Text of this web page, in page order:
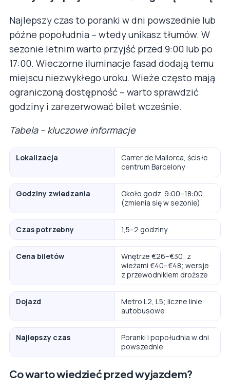
Najlepszy czas to poranki w dni powszednie lub
późne popołudnia – wtedy unikasz tłumów. W
sezonie letnim warto przyjść przed 9:00 lub po
17:00. Wieczorne iluminacje fasad dodają temu
miejscu niezwykłego uroku. Wieże często mają
ograniczoną dostępność – warto sprawdzić
godziny i zarezerwować bilet wcześnie.
Tabela – kluczowe informacje
Lokalizacja
Carrer de Mallorca, ścisłe
centrum Barcelony
Godziny zwiedzania
Około godz. 9:00–18:00
(zmienia się w sezonie)
Czas potrzebny 1,5–2 godziny
Cena biletów
Wnętrze €26–€30; z
wieżami €40–€48; wersje
z przewodnikiem droższe
Dojazd
Metro L2, L5; liczne linie
autobusowe
Najlepszy czas
Poranki i popołudnia w dni
powszednie
Co warto wiedzieć przed wyjazdem?